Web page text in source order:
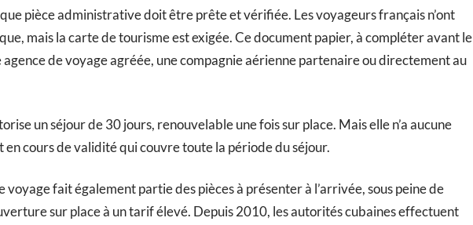
pièce administrative doit être prête et vérifiée. Les voyageurs français n’ont
mais la carte de tourisme est exigée. Ce document papier, à compléter avant le
agence de voyage agréée, une compagnie aérienne partenaire ou directement au
un séjour de 30 jours, renouvelable une fois sur place. Mais elle n’a aucune
en cours de validité qui couvre toute la période du séjour.
voyage fait également partie des pièces à présenter à l’arrivée, sous peine de
sur place à un tarif élevé. Depuis 2010, les autorités cubaines effectuent